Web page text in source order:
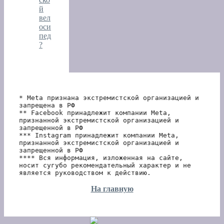
й
вел
оси
пед
?
* Meta признана экстремистской организацией и
запрещена в РФ
** Facebook принадлежит компании Meta,
признанной экстремистской организацией и
запрещенной в РФ
*** Instagram принадлежит компании Meta,
признанной экстремистской организацией и
запрещенной в РФ
**** Вся информация, изложенная на сайте,
носит сугубо рекомендательный характер и не
является руководством к действию.
На главную